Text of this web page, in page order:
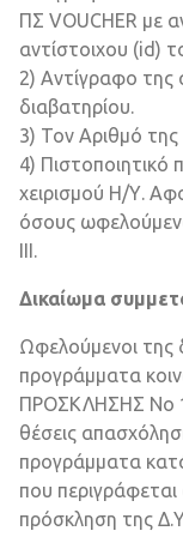
ΠΣ VOUCHER με
αντίστοιχου (id)
2) Αντίγραφο της
διαβατηρίου.
3) Τον Αριθμό
4) Πιστοποιητικό
χειρισμού Η/Υ.
όσους
ΙΙΙ.
Δικαίωμα
Ωφελούμενοι της
προγράμματα
ΠΡΟΣΚΛΗΣΗΣ Νο
θέσεις
προγράμματα
που
πρόσκληση της